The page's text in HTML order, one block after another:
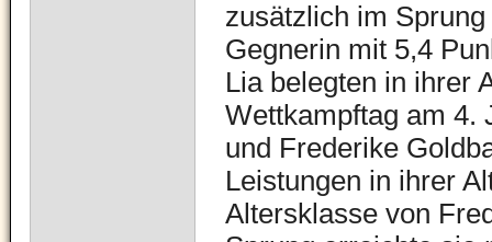
zusätzlich im
Gegnerin mit 5,4
Lia belegten in ihrer
Wettkampftag am 4.
und Frederike
Leistungen in ihrer
Altersklasse von